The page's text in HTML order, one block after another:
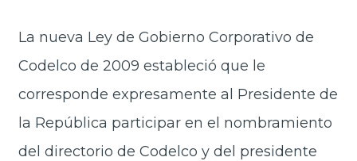
La nueva Ley de Gobierno Corporativo de
Codelco de 2009 estableció que le
corresponde expresamente al Presidente de
la República participar en el nombramiento
del directorio de Codelco y del presidente